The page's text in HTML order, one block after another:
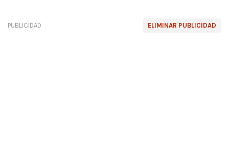
ELIMINAR PUBLICIDAD
PUBLICIDAD